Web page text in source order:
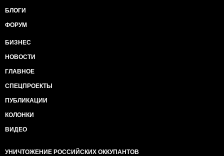
БЛОГИ
ФОРУМ
БИЗНЕС
НОВОСТИ
ГЛАВНОЕ
СПЕЦПРОЕКТЫ
ПУБЛИКАЦИИ
КОЛОНКИ
ВИДЕО
УНИЧТОЖЕНИЕ РОССИЙСКИХ ОККУПАНТОВ